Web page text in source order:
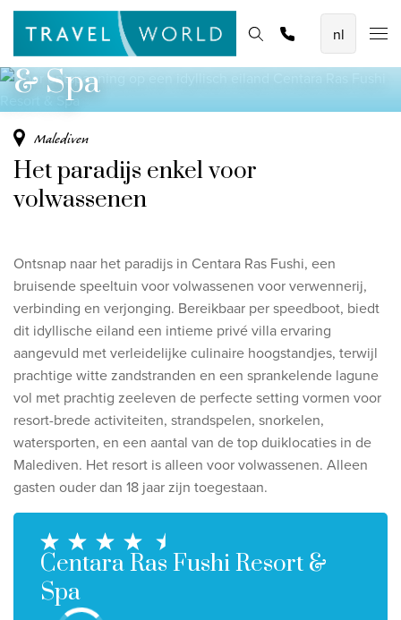
De mooiste vliegvakanties
Baoase Luxury Resort Curaçao
Lux* Grand Baie Resort Mauritius
Bekijk alle vliegvakanties
8-daagse Emiraten Ontdekkingsreis
Fly & Drive - Kleuren van Yucatan
Ontdekking Sri Lanka
Bekijk alle rondreizen
Ontdek onze thema's
Huwelijksreis
Adults only
Bekijk alle thema's
De beste aanbiedingen
Homepage Bestemmingen Thema's Promoties
Offerte aanvragen
Voor ontspanning op een idyllisch eiland
Centara Ras Fushi Resort
& Spa
Malediven
Het paradijs enkel voor
volwassenen
Ontsnap naar het paradijs in Centara Ras Fushi, een
bruisende speeltuin voor volwassenen voor verwennerij,
verbinding en verjonging. Bereikbaar per speedboot, biedt
dit idyllische eiland een intieme privé villa ervaring
aangevuld met verleidelijke culinaire hoogstandjes, terwijl
prachtige witte zandstranden en een sprankelende lagune
vol met prachtig zeeleven de perfecte setting vormen voor
resort-brede activiteiten, strandspelen, snorkelen,
watersporten, en een aantal van de top duiklocaties in de
Malediven. Het resort is alleen voor volwassenen. Alleen
gasten ouder dan 18 jaar zijn toegestaan.
Centara Ras Fushi Resort &
Spa